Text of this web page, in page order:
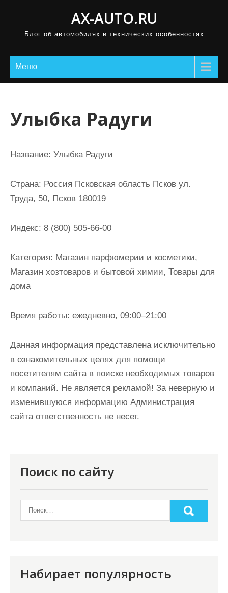
AX-AUTO.RU
Блог об автомобилях и технических особенностях
Меню
Улыбка Радуги
Название: Улыбка Радуги
Страна: Россия Псковская область Псков ул.
Труда, 50, Псков 180019
Индекс: 8 (800) 505-66-00
Категория: Магазин парфюмерии и косметики,
Магазин хозтоваров и бытовой химии, Товары для
дома
Время работы: ежедневно, 09:00–21:00
Данная информация представлена исключительно
в ознакомительных целях для помощи
посетителям сайта в поиске необходимых товаров
и компаний. Не является рекламой! За неверную и
изменившуюся информацию Администрация
сайта ответственность не несет.
Поиск по сайту
Набирает популярность